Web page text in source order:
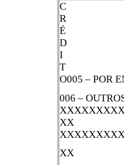
C
R
É
D
I
T
O005 – POR
006 –
XX
XX